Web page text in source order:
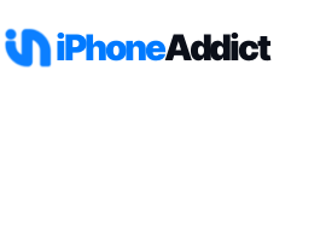
iPhoneAddict